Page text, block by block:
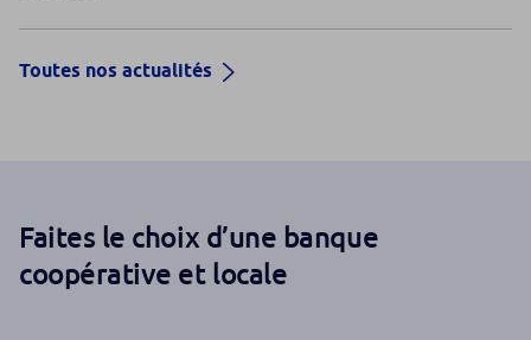
Toutes nos actualités
Faites le choix d’une banque
coopérative et locale